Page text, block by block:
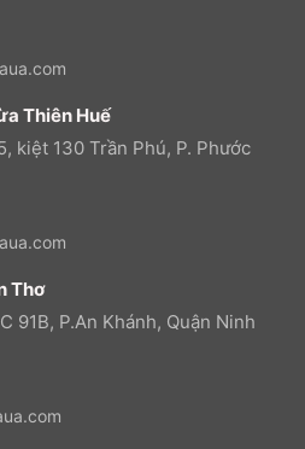
Thiên Huế
kiệt 130 Trần Phú, P. Phước
Thơ
91B, P.An Khánh, Quận Ninh